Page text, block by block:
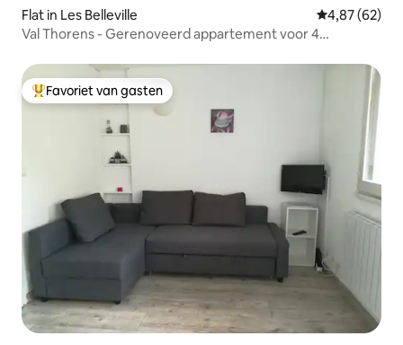
Flat in Les Belleville Gemiddelde
4,87 (62)
Val Thorens - Gerenoveerd appartement voor 4
Topfavoriet van gasten
Favoriet van gasten